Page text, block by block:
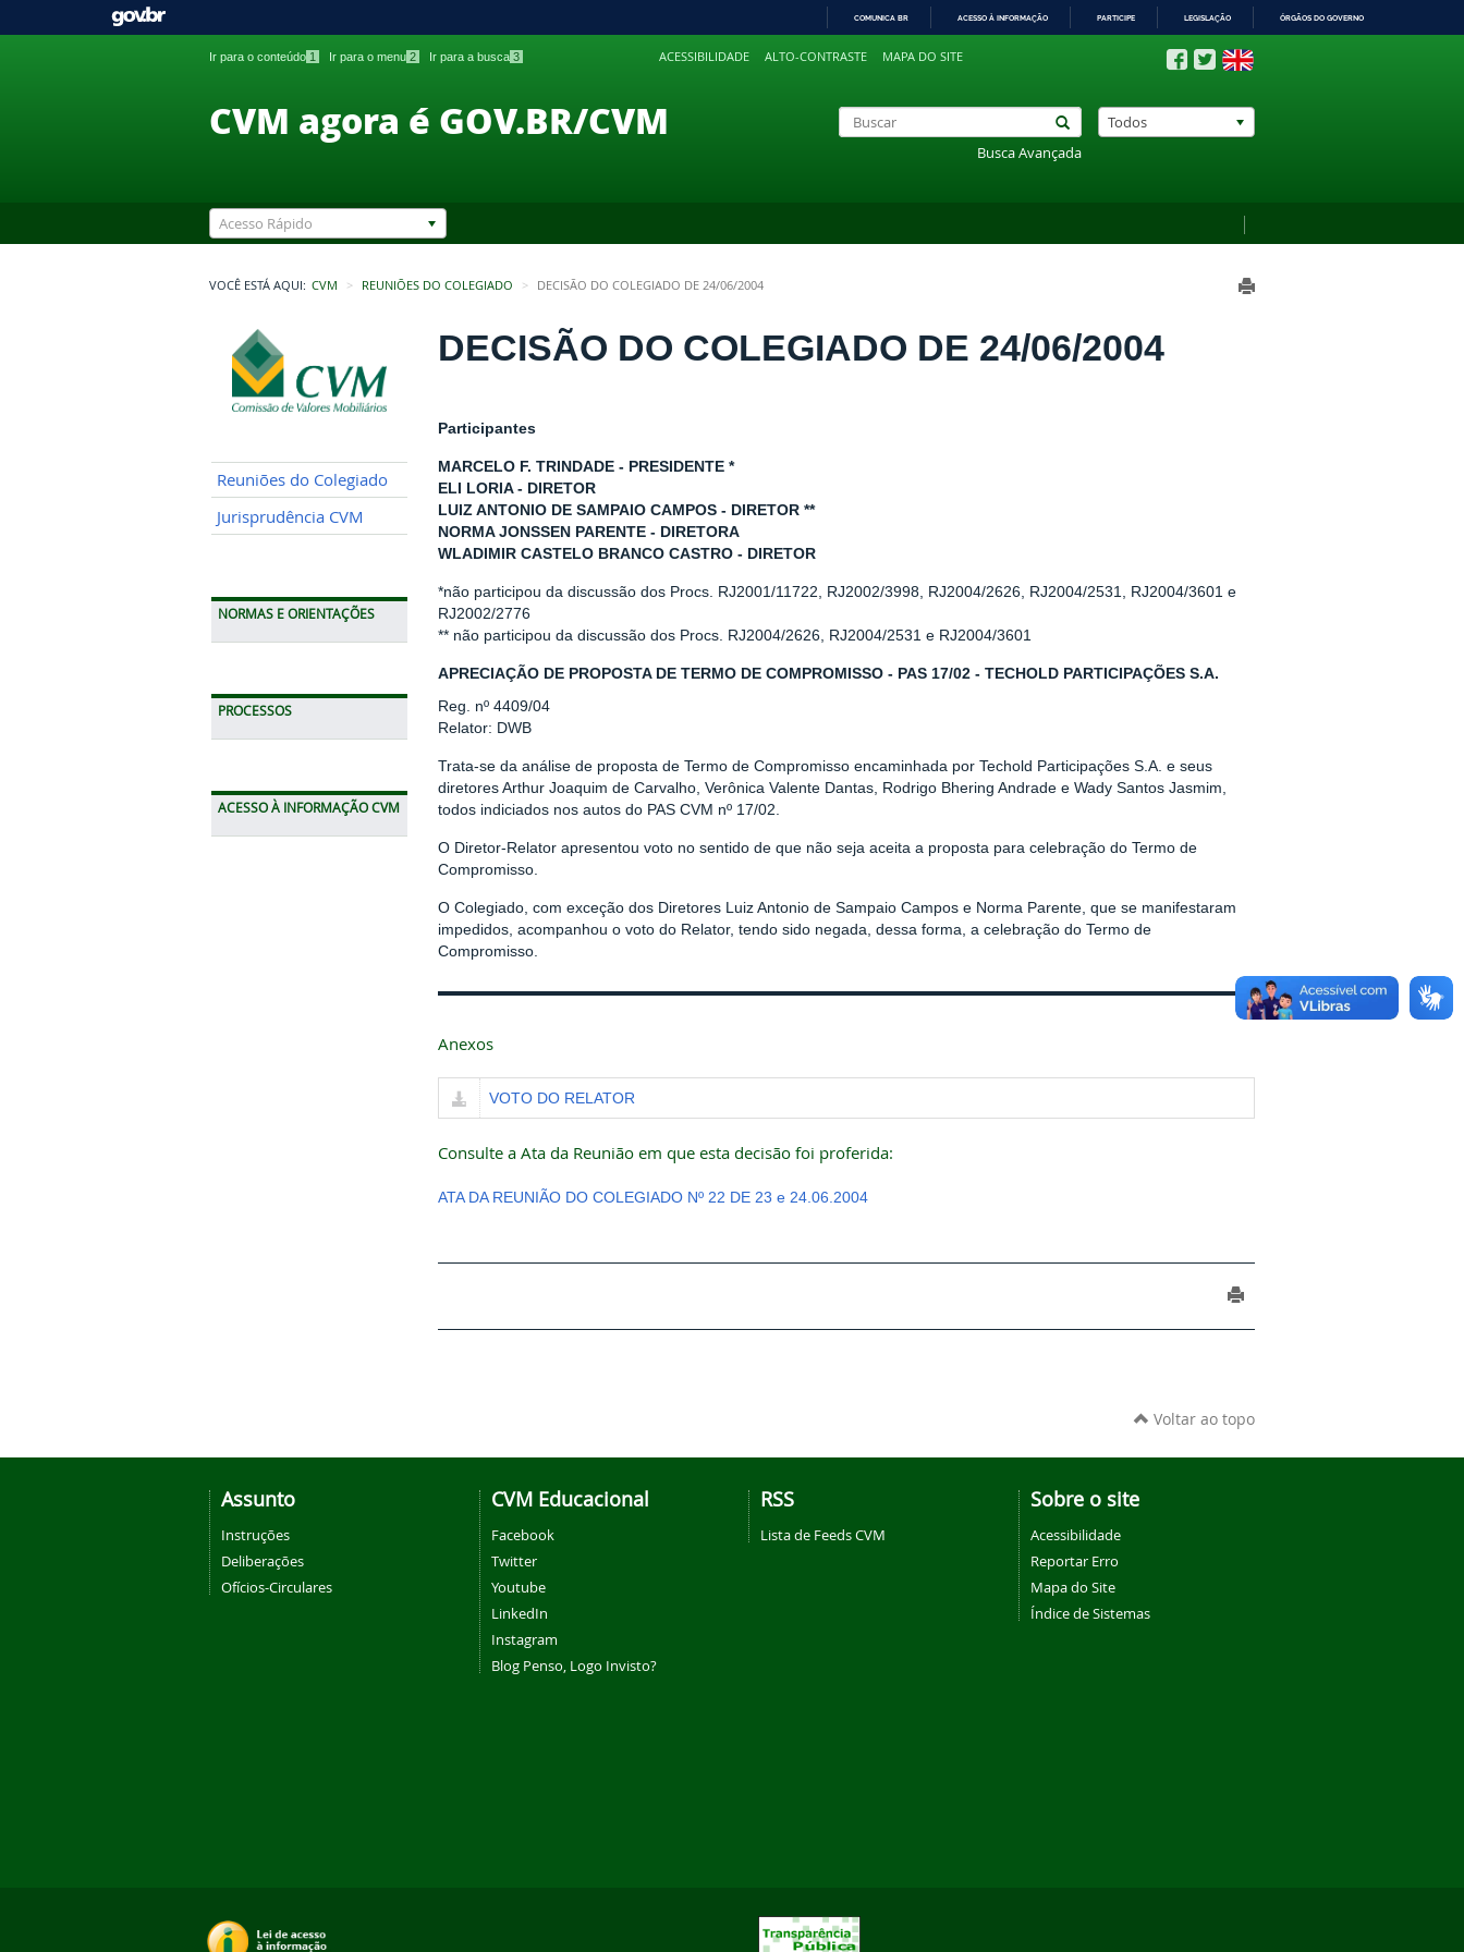
PARA
COMUNICA BR ACESSO À INFORMAÇÃO PARTICIPE LEGISLAÇÃO ÓRGÃOS DO GOVERNO
Ir para o conteúdo 1 Ir para o menu 2 Ir para a busca 3 ACESSIBILIDADE ALTO-CONTRASTE MAPA DO SITE
CVM agora é GOV.BR/CVM
Busca Avançada
Todos
Acesso Rápido
VOCÊ ESTÁ AQUI: CVM REUNIÕES DO COLEGIADO DECISÃO DO COLEGIADO DE 24/06/2004
Reuniões do Colegiado
Jurisprudência CVM
NORMAS E ORIENTAÇÕES
PROCESSOS
ACESSO À INFORMAÇÃO CVM
DECISÃO DO COLEGIADO DE 24/06/2004
Participantes
MARCELO F. TRINDADE - PRESIDENTE *
ELI LORIA - DIRETOR
LUIZ ANTONIO DE SAMPAIO CAMPOS - DIRETOR **
NORMA JONSSEN PARENTE - DIRETORA
WLADIMIR CASTELO BRANCO CASTRO - DIRETOR
*não participou da discussão dos Procs. RJ2001/11722, RJ2002/3998, RJ2004/2626, RJ2004/2531, RJ2004/3601 e
RJ2002/2776
** não participou da discussão dos Procs. RJ2004/2626, RJ2004/2531 e RJ2004/3601
APRECIAÇÃO DE PROPOSTA DE TERMO DE COMPROMISSO - PAS 17/02 - TECHOLD PARTICIPAÇÕES S.A.
Reg. nº 4409/04
Relator: DWB
Trata-se da análise de proposta de Termo de Compromisso encaminhada por Techold Participações S.A. e seus
diretores Arthur Joaquim de Carvalho, Verônica Valente Dantas, Rodrigo Bhering Andrade e Wady Santos Jasmim,
todos indiciados nos autos do PAS CVM nº 17/02.
O Diretor-Relator apresentou voto no sentido de que não seja aceita a proposta para celebração do Termo de
Compromisso.
O Colegiado, com exceção dos Diretores Luiz Antonio de Sampaio Campos e Norma Parente, que se manifestaram
impedidos, acompanhou o voto do Relator, tendo sido negada, dessa forma, a celebração do Termo de
Compromisso.
Anexos
VOTO DO RELATOR
Consulte a Ata da Reunião em que esta decisão foi proferida:
ATA DA REUNIÃO DO COLEGIADO Nº 22 DE 23 e 24.06.2004
Voltar ao topo
Assunto
Instruções
Deliberações
Ofícios-Circulares
CVM Educacional
Facebook
Twitter
Youtube
LinkedIn
Instagram
Blog Penso, Logo Invisto?
RSS
Lista de Feeds CVM
Sobre o site
Acessibilidade
Reportar Erro
Mapa do Site
Índice de Sistemas